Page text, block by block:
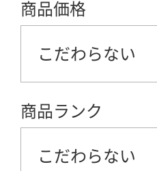
商品価格
こだわらない
商品ランク
こだわらない